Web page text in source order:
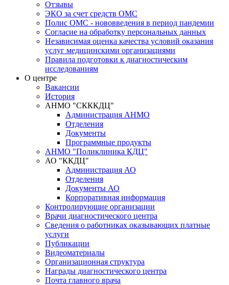
Отзывы
ЭКО за счет средств ОМС
Полис ОМС - нововведения в период пандемии
Согласие на обработку персональных данных
Независимая оценка качества условий оказания
услуг медицинскими организациями
Правила подготовки к диагностическим
исследованиям
О центре
Вакансии
История
АНМО "СКККДЦ"
Администрация АНМО
Отделения
Документы
Программные продукты
АНМО "Поликлиника КДЦ"
АО "ККДЦ"
Администрация АО
Отделения
Документы АО
Корпоративная информация
Контролирующие организации
Врачи диагностического центра
Сведения о работниках оказывающих платные
услуги
Публикации
Видеоматериалы
Организационная структура
Награды диагностического центра
Почта главного врача